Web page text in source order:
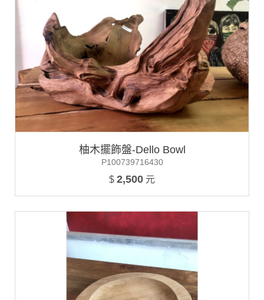
柚木擺飾盤-Dello Bowl
P100739716430
$ 2,500 元